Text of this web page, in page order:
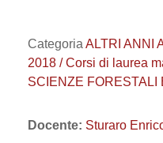
Categoria ALTRI ANNI
2018 / Corsi di laurea
SCIENZE FORESTALI
Docente: Sturaro